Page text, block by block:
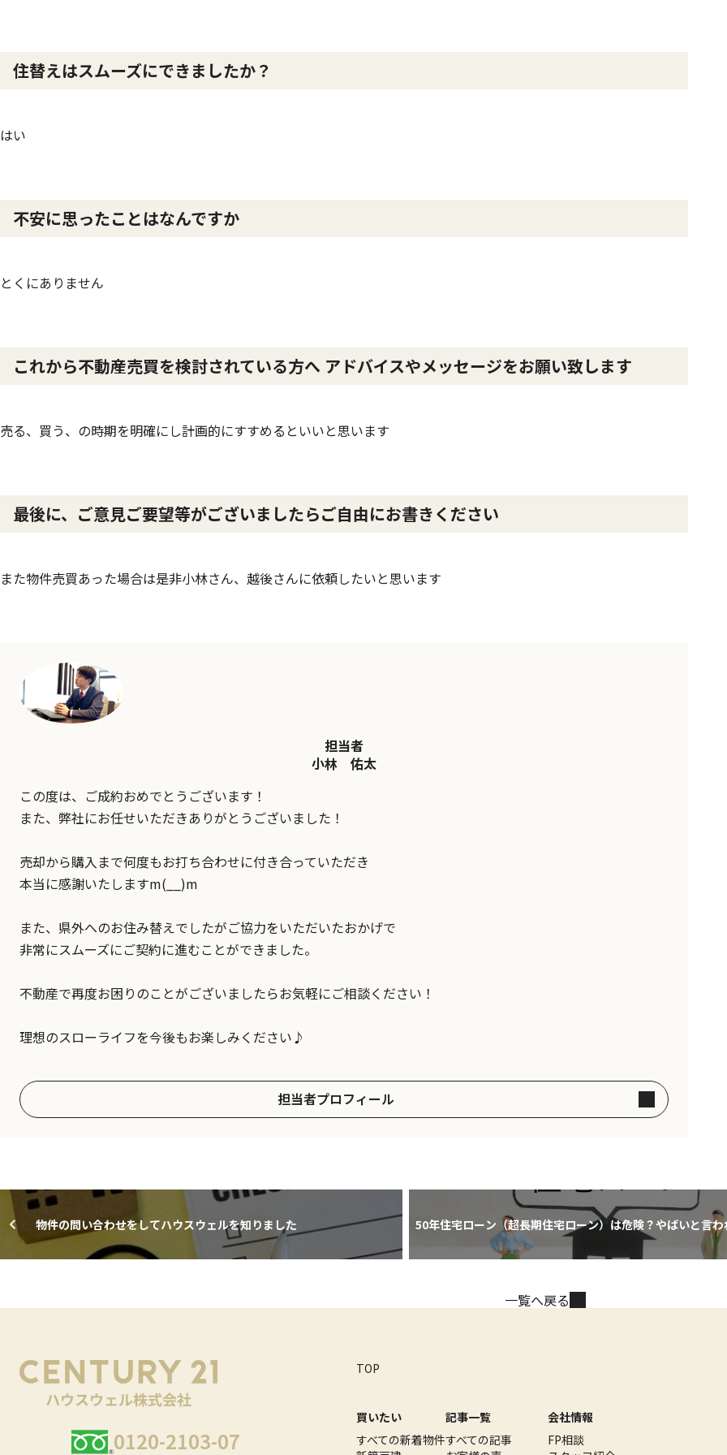
住替えはスムーズにできましたか？
はい
不安に思ったことはなんですか
とくにありません
これから不動産売買を検討されている方へ アドバイスやメッセージをお願い致します
売る、買う、の時期を明確にし計画的にすすめるといいと思います
最後に、ご意見ご要望等がございましたらご自由にお書きください
また物件売買あった場合は是非小林さん、越後さんに依頼したいと思います
担当者
小林 佑太
この度は、ご成約おめでとうございます！
また、弊社にお任せいただきありがとうございました！
売却から購入まで何度もお打ち合わせに付き合っていただき
本当に感謝いたしますm(__)m
また、県外へのお住み替えでしたがご協力をいただいたおかげで
非常にスムーズにご契約に進むことができました。
不動産で再度お困りのことがございましたらお気軽にご相談ください！
理想のスローライフを今後もお楽しみください♪
担当者プロフィール
物件の問い合わせをしてハウスウェルを知りました
50年住宅ローン（超長期住宅ローン）は危険？やばいと言
とメリット・デメリット
一覧へ戻る
0120-2103-07
TOP
買いたい
すべての新着物件
記事一覧
すべての記事
会社情報
FP相談